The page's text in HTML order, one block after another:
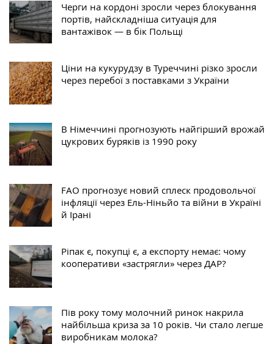
Черги на кордоні зросли через блокування
портів, найскладніша ситуація для
вантажівок — в бік Польщі
Ціни на кукурудзу в Туреччині різко зросли
через перебої з поставками з України
В Німеччині прогнозують найгірший врожай
цукрових буряків із 1990 року
FAO прогнозує новий сплеск продовольчої
інфляції через Ель-Ніньйо та війни в Україні
й Ірані
Ріпак є, покупці є, а експорту немає: чому
кооперативи «застрягли» через ДАР?
Пів року тому молочний ринок накрила
найбільша криза за 10 років. Чи стало легше
виробникам молока?